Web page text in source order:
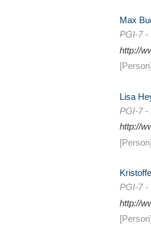
Max
PGI-7 -
http://
[Person]
Lisa
PGI-7 -
http://
[Person]
PGI-7 -
http://
[Person]